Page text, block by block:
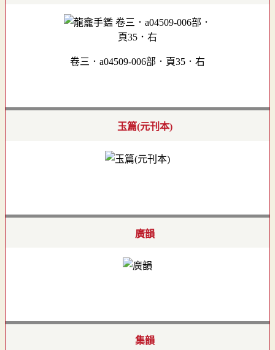
卷三．a04509-006部．頁35．右
玉篇(元刊本)
廣韻
集韻